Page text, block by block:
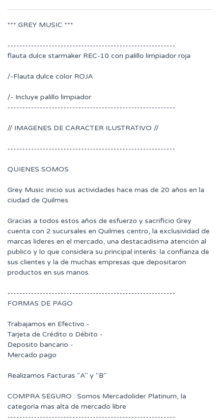
*** GREY MUSIC ***
---------------------------------------------------------
flauta dulce starmaker REC-10 con palillo limpiador roja
/-Flauta dulce color ROJA
/- Incluye palillo limpiador
---------------------------------------------------------
// IMAGENES DE CARACTER ILUSTRATIVO //
---------------------------------------------------------
QUIENES SOMOS
Grey Music inicio sus actividades hace mas de 20 años en la
ciudad de Quilmes.
Gracias a todos estos años de esfuerzo y sacrificio Grey
cuenta con 2 sucursales en Quilmes centro, la exclusividad de
marcas lideres en el mercado, una destacadisima atención al
publico y lo que considera su principal interés: la confianza de
sus clientes y la de muchas empresas que depositaron
productos en sus manos.
---------------------------------------------------------
FORMAS DE PAGO
Trabajamos en Efectivo -
Tarjeta de Crédito o Débito -
Deposito bancario -
Mercado pago
Realizamos Facturas "A" y "B"
COMPRA SEGURO : Somos Mercadolider Platinum, la
categoría mas alta de mercado libre
---------------------------------------------------------